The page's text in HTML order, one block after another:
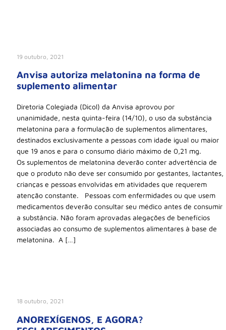
19 outubro, 2021
Anvisa autoriza melatonina na forma de
suplemento alimentar
Diretoria Colegiada (Dicol) da Anvisa aprovou por
unanimidade, nesta quinta-feira (14/10), o uso da substância
melatonina para a formulação de suplementos alimentares,
destinados exclusivamente a pessoas com idade igual ou maior
que 19 anos e para o consumo diário máximo de 0,21 mg.
Os suplementos de melatonina deverão conter advertência de
que o produto não deve ser consumido por gestantes, lactantes,
crianças e pessoas envolvidas em atividades que requerem
atenção constante. Pessoas com enfermidades ou que usem
medicamentos deverão consultar seu médico antes de consumir
a substância. Não foram aprovadas alegações de benefícios
associadas ao consumo de suplementos alimentares à base de
melatonina. A […]
18 outubro, 2021
ANOREXÍGENOS, E AGORA?